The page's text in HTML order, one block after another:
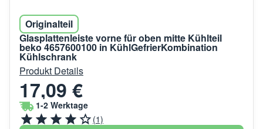
Originalteil
Glasplattenleiste vorne für oben mitte Kühlteil
beko 4657600100 in KühlGefrierKombination
Kühlschrank
Produkt Details
17,09 €
1-2 Werktage
(1)